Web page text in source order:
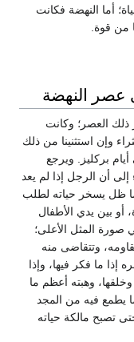
أما النهضة فكانت
من قوة.
عصر النهضة
العصر؛ وكانت
وإن استثنينا من ذلك
بركليز. ويرجع
إلى أن الرجل إذا لم يعد
ظل يسخر حياته لطلب
أو بين يدي الأطفال
صورة المثل الأعلى؛
وتتقاضى منه
إذا ما فكر فيها، وإذا
وهبته أعظم ما
يطمع فيه من المجد
تصبح مالكة حياته